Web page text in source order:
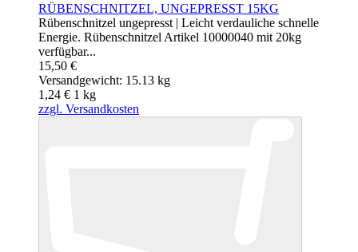
RÜBENSCHNITZEL, UNGEPRESST 15KG
Rübenschnitzel ungepresst | Leicht verdauliche schnelle
Energie. Rübenschnitzel Artikel 10000040 mit 20kg
verfügbar...
15,50 €
Versandgewicht: 15.13 kg
1,24 € 1 kg
zzgl. Versandkosten